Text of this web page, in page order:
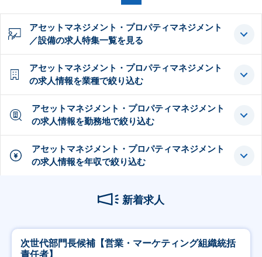
アセットマネジメント・プロパティマネジメント
／設備の求人特集一覧を見る
アセットマネジメント・プロパティマネジメント
の求人情報を業種で絞り込む
アセットマネジメント・プロパティマネジメント
の求人情報を勤務地で絞り込む
アセットマネジメント・プロパティマネジメント
の求人情報を年収で絞り込む
新着求人
次世代部門長候補【営業・マーケティング組織統括
責任者】